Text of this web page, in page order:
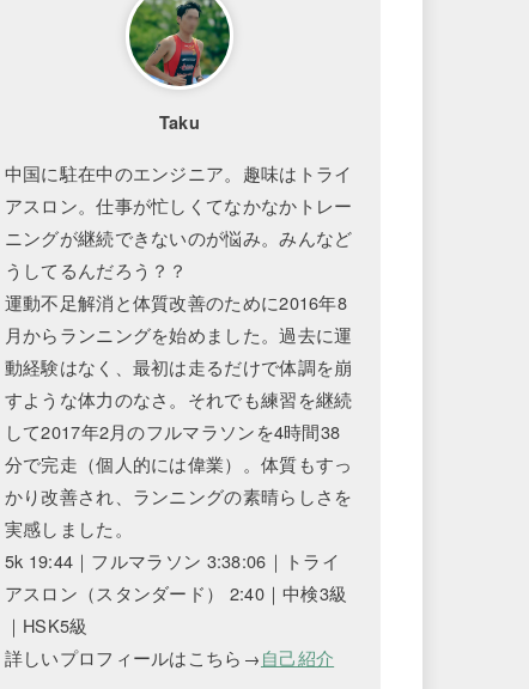
Taku
中国に駐在中のエンジニア。趣味はトライ
アスロン。仕事が忙しくてなかなかトレー
ニングが継続できないのが悩み。みんなど
うしてるんだろう？？
運動不足解消と体質改善のために2016年8
月からランニングを始めました。過去に運
動経験はなく、最初は走るだけで体調を崩
すような体力のなさ。それでも練習を継続
して2017年2月のフルマラソンを4時間38
分で完走（個人的には偉業）。体質もすっ
かり改善され、ランニングの素晴らしさを
実感しました。
5k 19:44｜フルマラソン 3:38:06｜トライ
アスロン（スタンダード） 2:40｜中検3級
｜HSK5級
詳しいプロフィールはこちら→自己紹介